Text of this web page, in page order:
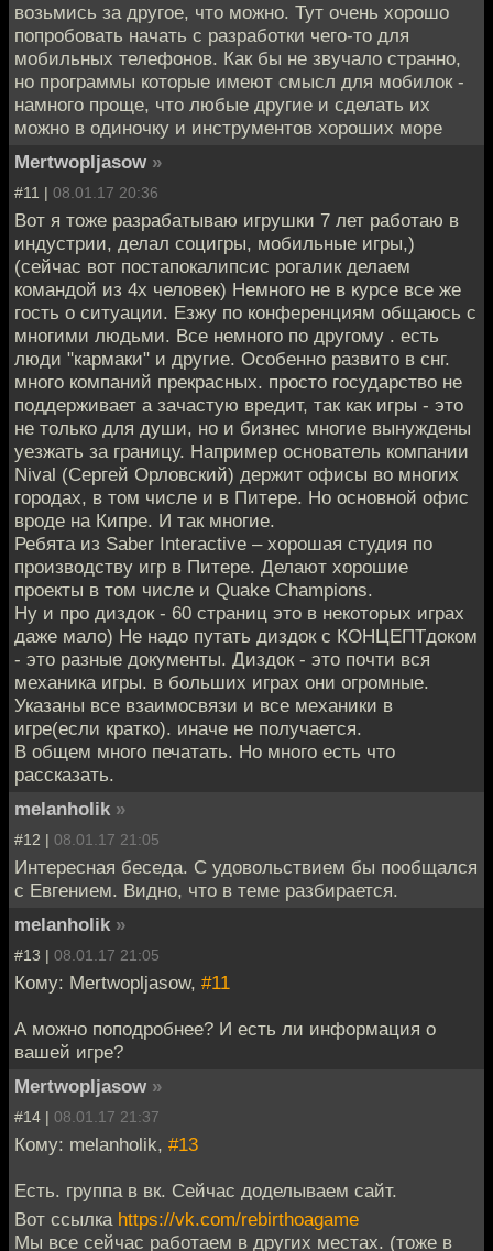
возьмись за другое, что можно. Тут очень хорошо
попробовать начать с разработки чего-то для
мобильных телефонов. Как бы не звучало странно,
но программы которые имеют смысл для мобилок -
намного проще, что любые другие и сделать их
можно в одиночку и инструментов хороших море
Mertwopljasow »
#11 | 08.01.17 20:36
Вот я тоже разрабатываю игрушки 7 лет работаю в
индустрии, делал социгры, мобильные игры,)
(сейчас вот постапокалипсис рогалик делаем
командой из 4х человек) Немного не в курсе все же
гость о ситуации. Езжу по конференциям общаюсь с
многими людьми. Все немного по другому . есть
люди "кармаки" и другие. Особенно развито в снг.
много компаний прекрасных. просто государство не
поддерживает а зачастую вредит, так как игры - это
не только для души, но и бизнес многие вынуждены
уезжать за границу. Например основатель компании
Nival (Сергей Орловский) держит офисы во многих
городах, в том числе и в Питере. Но основной офис
вроде на Кипре. И так многие.
Ребята из Saber Interactive – хорошая студия по
производству игр в Питере. Делают хорошие
проекты в том числе и Quake Champions.
Ну и про диздок - 60 страниц это в некоторых играх
даже мало) Не надо путать диздок с КОНЦЕПТдоком
- это разные документы. Диздок - это почти вся
механика игры. в больших играх они огромные.
Указаны все взаимосвязи и все механики в
игре(если кратко). иначе не получается.
В общем много печатать. Но много есть что
рассказать.
melanholik »
#12 | 08.01.17 21:05
Интересная беседа. С удовольствием бы пообщался
с Евгением. Видно, что в теме разбирается.
melanholik »
#13 | 08.01.17 21:05
Кому: Mertwopljasow, #11
А можно поподробнее? И есть ли информация о
вашей игре?
Mertwopljasow »
#14 | 08.01.17 21:37
Кому: melanholik, #13
Есть. группа в вк. Сейчас доделываем сайт.
Вот ссылка https://vk.com/rebirthoagame
Мы все сейчас работаем в других местах. (тоже в